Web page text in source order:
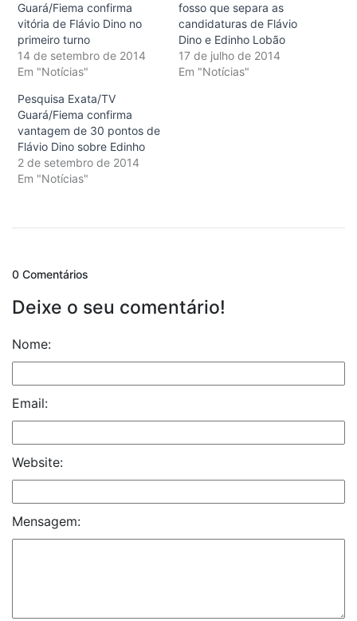
Guará/Fiema confirma
vitória de Flávio Dino no
primeiro turno
14 de setembro de 2014
Em "Notícias"
fosso que separa as
candidaturas de Flávio
Dino e Edinho Lobão
17 de julho de 2014
Em "Notícias"
Pesquisa Exata/TV
Guará/Fiema confirma
vantagem de 30 pontos de
Flávio Dino sobre Edinho
2 de setembro de 2014
Em "Notícias"
0 Comentários
Deixe o seu comentário!
Nome:
Email:
Website:
Mensagem: